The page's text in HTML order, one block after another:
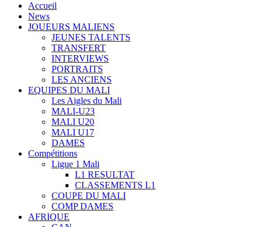
Accueil
News
JOUEURS MALIENS
JEUNES TALENTS
TRANSFERT
INTERVIEWS
PORTRAITS
LES ANCIENS
EQUIPES DU MALI
Les Aigles du Mali
MALI-U23
MALI U20
MALI U17
DAMES
Compétitions
Ligue 1 Mali
L1 RESULTAT
CLASSEMENTS L1
COUPE DU MALI
COMP DAMES
AFRIQUE